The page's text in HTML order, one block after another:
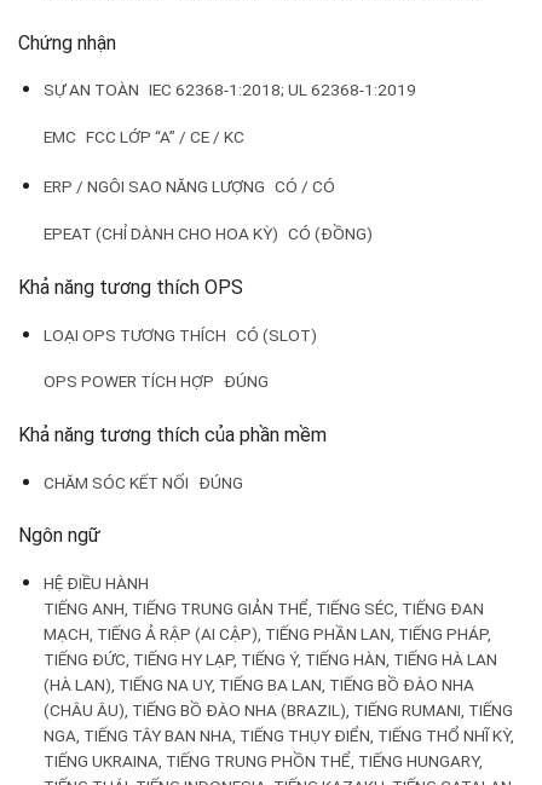
Chứng nhận
SỰ AN TOÀN IEC 62368-1:2018; UL 62368-1:2019
EMC FCC LỚP “A” / CE / KC
ERP / NGÔI SAO NĂNG LƯỢNG CÓ / CÓ
EPEAT (CHỈ DÀNH CHO HOA KỲ) CÓ (ĐỒNG)
Khả năng tương thích OPS
LOẠI OPS TƯƠNG THÍCH CÓ (SLOT)
OPS POWER TÍCH HỢP ĐÚNG
Khả năng tương thích của phần mềm
CHĂM SÓC KẾT NỐI ĐÚNG
Ngôn ngữ
HỆ ĐIỀU HÀNH
TIẾNG ANH, TIẾNG TRUNG GIẢN THỂ, TIẾNG SÉC, TIẾNG ĐAN
MẠCH, TIẾNG Ả RẬP (AI CẬP), TIẾNG PHẦN LAN, TIẾNG PHÁP,
TIẾNG ĐỨC, TIẾNG HY LẠP, TIẾNG Ý, TIẾNG HÀN, TIẾNG HÀ LAN
(HÀ LAN), TIẾNG NA UY, TIẾNG BA LAN, TIẾNG BỒ ĐÀO NHA
(CHÂU ÂU), TIẾNG BỒ ĐÀO NHA (BRAZIL), TIẾNG RUMANI, TIẾNG
NGA, TIẾNG TÂY BAN NHA, TIẾNG THỤY ĐIỂN, TIẾNG THỔ NHĨ KỲ,
TIẾNG UKRAINA, TIẾNG TRUNG PHỒN THỂ, TIẾNG HUNGARY,